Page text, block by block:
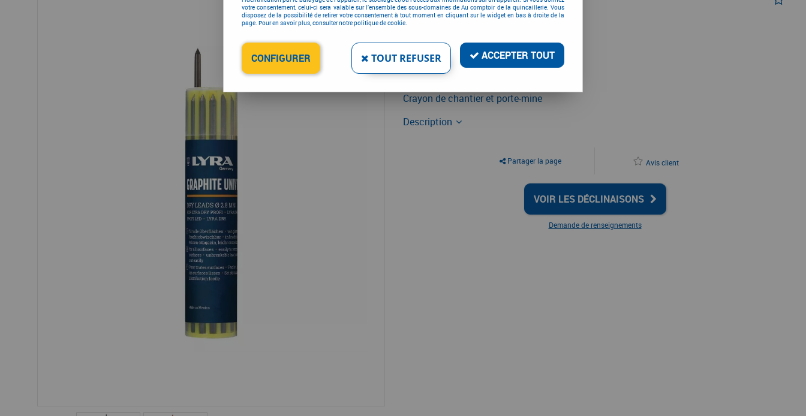
ACCESSOIRES PICA DRY
19,57 € TTC
Crayon de chantier et porte-mine
Description
Partager la page Avis client
VOIR LES DÉCLINAISONS
Demande de renseignements
votre consentement, celui-ci sera valable sur l’ensemble des sous-domaines de Au comptoir de la quincaillerie. Vous
disposez de la possibilité de retirer votre consentement à tout moment en cliquant sur le widget en bas à droite de la
page. Pour en savoir plus, consulter notre politique de cookie.
CONFIGURER TOUT REFUSER ACCEPTER TOUT